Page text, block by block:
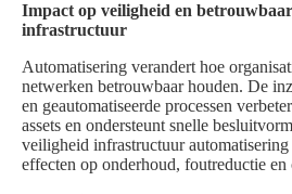
Impact op veiligheid en
infrastructuur
Automatisering verandert hoe
netwerken betrouwbaar houden. De
en geautomatiseerde processen
assets en ondersteunt snelle
veiligheid infrastructuur automatisering
effecten op onderhoud, foutreductie en